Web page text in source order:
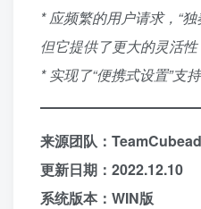
* 应频繁的用户请求，“
但它提供了更大的灵活性
* 实现了“便携式设置”支
来源团队：
更新日期：2022.12.10
系统版本：WIN版